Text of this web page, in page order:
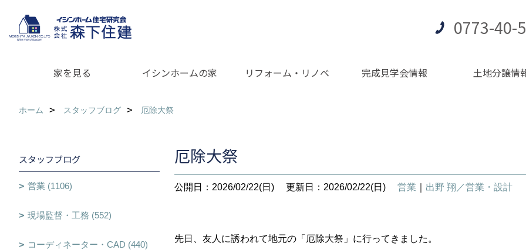
0773-40-
家を見る イシンホームの家 リフォーム・リノベ 完成見学会情報 土地分譲情
ホーム スタッフブログ 厄除大祭
厄除大祭
公開日：2026/02/22(日) 更新日：2026/02/22(日) 営業 出野 翔／営業・設計
先日、友人に誘われて地元の「厄除大祭」に行ってきました。
スタッフブログ
営業 (1106)
現場監督・工務 (552)
コーディネーター・CAD (440)